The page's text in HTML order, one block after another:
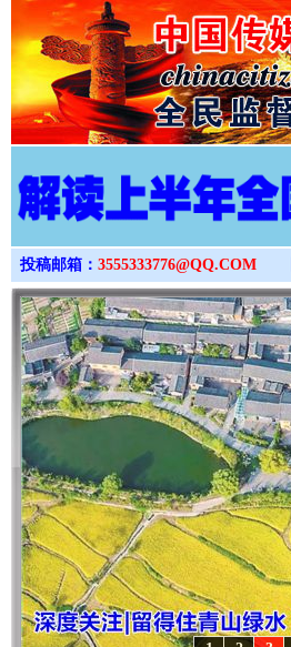
投稿邮箱： 3555333776@QQ.COM